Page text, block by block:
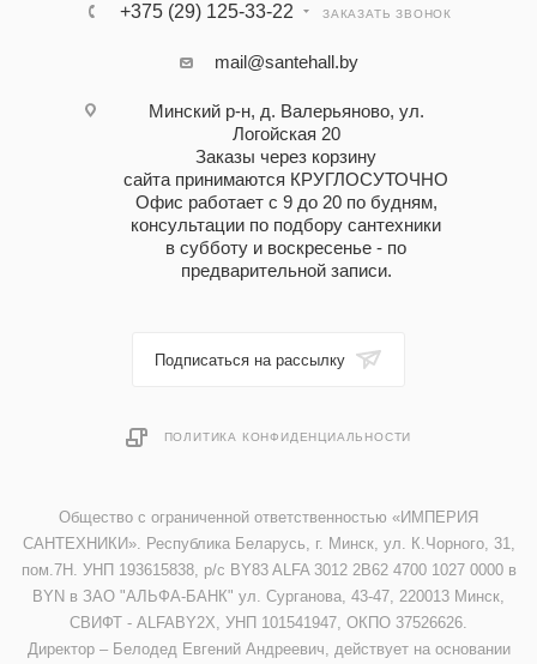
+375 (29) 125-33-22 ЗАКАЗАТЬ ЗВОНОК
mail@santehall.by
Минский р-н, д. Валерьяново, ул.
Логойская 20
Заказы через корзину
сайта принимаются КРУГЛОСУТОЧНО
Офис работает с 9 до 20 по будням,
консультации по подбору сантехники
в субботу и воскресенье - по
предварительной записи.
Подписаться на рассылку
ПОЛИТИКА КОНФИДЕНЦИАЛЬНОСТИ
Общество с ограниченной ответственностью «ИМПЕРИЯ
САНТЕХНИКИ». Республика Беларусь, г. Минск, ул. К.Чорного, 31,
пом.7Н. УНП 193615838, р/с BY83 ALFA 3012 2B62 4700 1027 0000 в
BYN в ЗАО "АЛЬФА-БАНК" ул. Сурганова, 43-47, 220013 Минск,
СВИФТ - ALFABY2X, УНП 101541947, ОКПО 37526626.
Директор – Белодед Евгений Андреевич, действует на основании